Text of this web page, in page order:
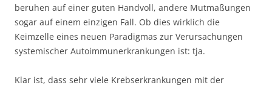
beruhen auf einer guten Handvoll, andere Mutmaßungen
sogar auf einem einzigen Fall. Ob dies wirklich die
Keimzelle eines neuen Paradigmas zur Verursachungen
systemischer Autoimmunerkrankungen ist: tja.
Klar ist, dass sehr viele Krebserkrankungen mit der